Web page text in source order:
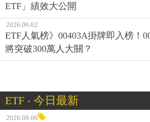
ETF」績效大公開
2026.06.02
ETF人氣榜》00403A掛牌即入榜！
將突破300萬人大關？
ETF ‧ 今日最新
2026.08.06